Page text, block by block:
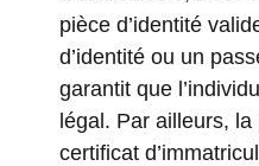
pièce d’identité
d’identité ou un
garantit que
légal. Par ailleurs,
certificat